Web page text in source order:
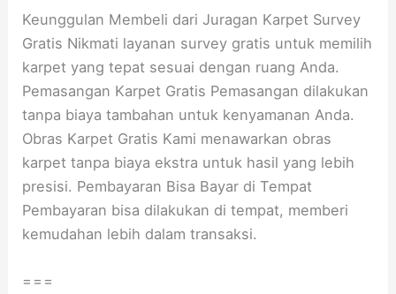
Keunggulan Membeli dari Juragan Karpet Survey
Gratis Nikmati layanan survey gratis untuk memilih
karpet yang tepat sesuai dengan ruang Anda.
Pemasangan Karpet Gratis Pemasangan dilakukan
tanpa biaya tambahan untuk kenyamanan Anda.
Obras Karpet Gratis Kami menawarkan obras
karpet tanpa biaya ekstra untuk hasil yang lebih
presisi. Pembayaran Bisa Bayar di Tempat
Pembayaran bisa dilakukan di tempat, memberi
kemudahan lebih dalam transaksi.
===